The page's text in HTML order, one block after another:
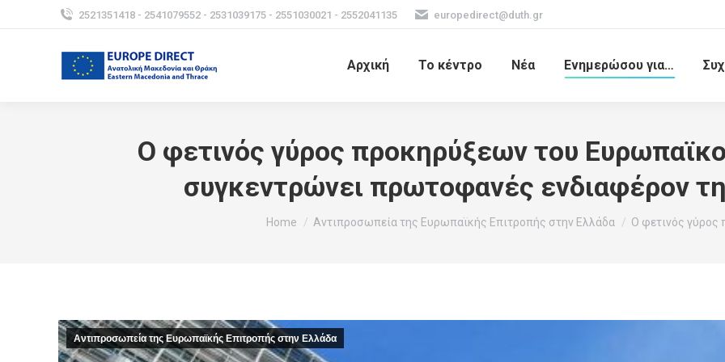
2521351418 - 2541079552 - 2531039175 - 2551030021 - 2552041135 europedirect@duth.gr
Αρχική Το κέντρο Νέα Ενημερώσου για…
Ο φετινός γύρος προκηρύξεων του
συγκεντρώνει πρωτοφανές ενδιαφέρον
You are here:
Home Αντιπροσωπεία της Ευρωπαϊκής Επιτροπής στην Ελλάδα Ο φετινός γύρος
Αντιπροσωπεία της Ευρωπαϊκής Επιτροπής στην Ελλάδα